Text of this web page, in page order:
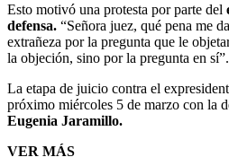
Esto motivó una protesta por parte del
defensa. “Señora juez, qué pena me
extrañeza por la pregunta que le
la objeción, sino por la pregunta en sí”.
La etapa de juicio contra el
próximo miércoles 5 de marzo con la
Eugenia Jaramillo.
VER MÁS